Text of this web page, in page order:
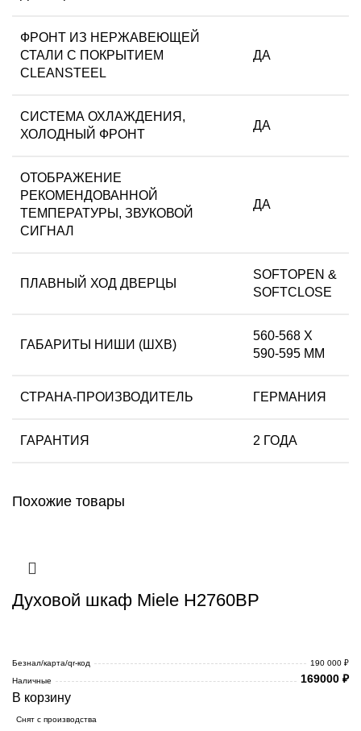
ФРОНТ ИЗ НЕРЖАВЕЮЩЕЙ
СТАЛИ С ПОКРЫТИЕМ
CLEANSTEEL
ДА
СИСТЕМА ОХЛАЖДЕНИЯ,
ХОЛОДНЫЙ ФРОНТ
ДА
ОТОБРАЖЕНИЕ
РЕКОМЕНДОВАННОЙ
ТЕМПЕРАТУРЫ, ЗВУКОВОЙ
СИГНАЛ
ДА
ПЛАВНЫЙ ХОД ДВЕРЦЫ
SOFTOPEN &
SOFTCLOSE
ГАБАРИТЫ НИШИ (ШХВ)
560-568 Х
590-595 ММ
СТРАНА-ПРОИЗВОДИТЕЛЬ ГЕРМАНИЯ
ГАРАНТИЯ 2 ГОДА
Похожие товары
Духовой шкаф Miele H2760BP
Безнал/карта/qr-код
190 000 ₽
Наличные
169000 ₽
В корзину
Снят с производства